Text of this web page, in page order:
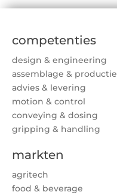
competenties
design & engineering
assemblage & productie
advies & levering
motion & control
conveying & dosing
gripping & handling
markten
agritech
food & beverage